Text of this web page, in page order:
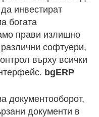
инвестират
богата
прави излишно
софтуери,
върху всички
bgERP
документооборот,
документи в